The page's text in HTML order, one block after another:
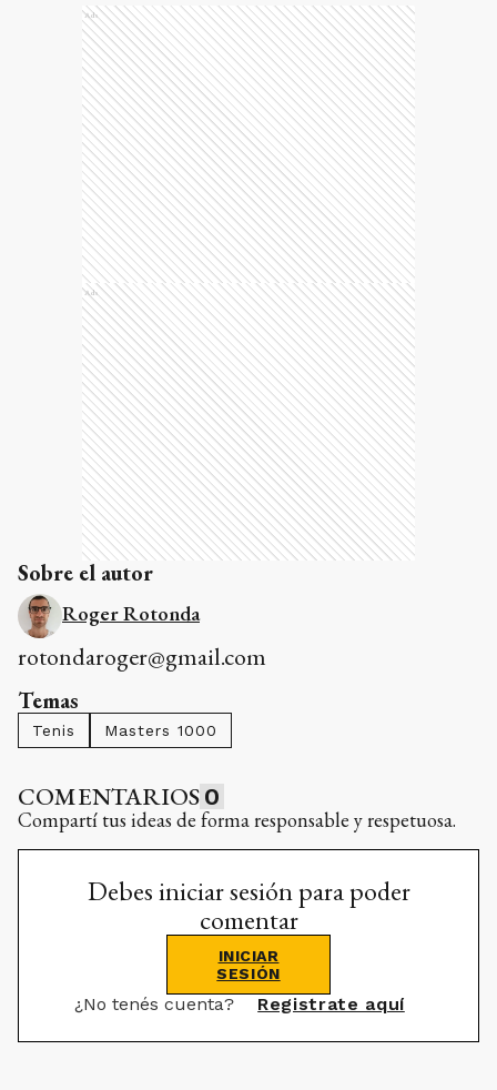
Ads
Ads
Sobre el autor
Roger Rotonda
rotondaroger@gmail.com
Temas
Tenis Masters 1000
COMENTARIOS 0
Compartí tus ideas de forma responsable y respetuosa.
Debes iniciar sesión para poder
comentar
INICIAR
SESIÓN
¿No tenés cuenta? Registrate aquí